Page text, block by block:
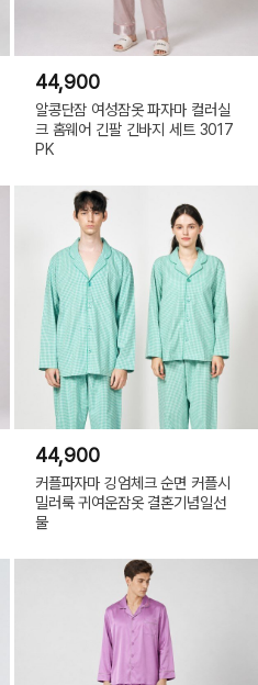
44,900
알콩단잠 여성잠옷 파자마 컬러실
크 홈웨어 긴팔 긴바지 세트 3017
PK
44,900
커플파자마 깅엄체크 순면 커플시
밀러룩 귀여운잠옷 결혼기념일선
물